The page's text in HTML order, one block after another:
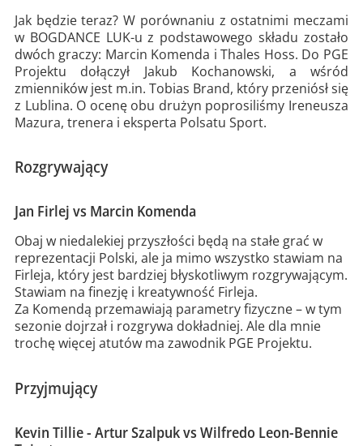
Jak będzie teraz? W porównaniu z ostatnimi meczami
w BOGDANCE LUK-u z podstawowego składu zostało
dwóch graczy: Marcin Komenda i Thales Hoss. Do PGE
Projektu dołączył Jakub Kochanowski, a wśród
zmienników jest m.in. Tobias Brand, który przeniósł się
z Lublina. O ocenę obu drużyn poprosiliśmy Ireneusza
Mazura, trenera i eksperta Polsatu Sport.
Rozgrywający
Jan Firlej vs Marcin Komenda
Obaj w niedalekiej przyszłości będą na stałe grać w
reprezentacji Polski, ale ja mimo wszystko stawiam na
Firleja, który jest bardziej błyskotliwym rozgrywającym.
Stawiam na finezję i kreatywność Firleja.
Za Komendą przemawiają parametry fizyczne – w tym
sezonie dojrzał i rozgrywa dokładniej. Ale dla mnie
trochę więcej atutów ma zawodnik PGE Projektu.
Przyjmujący
Kevin Tillie - Artur Szalpuk vs Wilfredo Leon-Bennie